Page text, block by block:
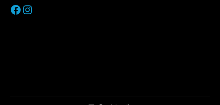
Facebook
Instagram